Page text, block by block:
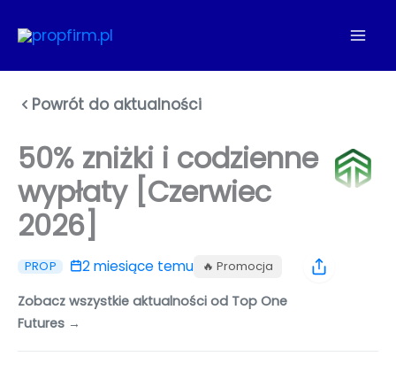
do
Powrót do aktualności
50% zniżki i codzienne
wypłaty [Czerwiec
2026]
PROP 2 miesiące temu 🔥 Promocja
Zobacz wszystkie aktualności od Top One
Futures →